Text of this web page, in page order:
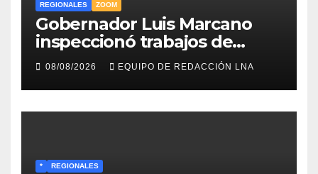
REGIONALES ZOOM
Gobernador Luis Marcano
inspeccionó trabajos de
rehabilitación en al Av.
Intercomunal
08/08/2026 EQUIPO DE REDACCIÓN LNA
* REGIONALES